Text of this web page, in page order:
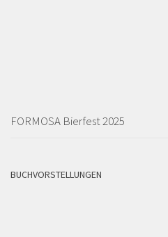
FORMOSA Bierfest 2025
BUCHVORSTELLUNGEN